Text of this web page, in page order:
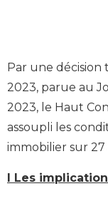
Par une
2023, parue au
2023, le Haut
assoupli les
immobilier sur 27
I Les